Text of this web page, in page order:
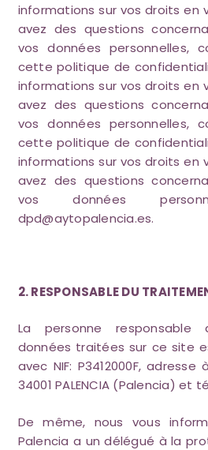
informations sur vos droits en
avez des questions
vos données personnelles,
cette politique de
informations sur vos droits en
avez des questions
vos données personnelles,
cette politique de
informations sur vos droits en
avez des questions
vos données
dpd@aytopalencia.es.
2. RESPONSABLE DU
La personne
données traitées sur ce site
avec NIF: P3412000F,
34001 PALENCIA (Palencia) et
De même, nous vous
Palencia a un délégué à la